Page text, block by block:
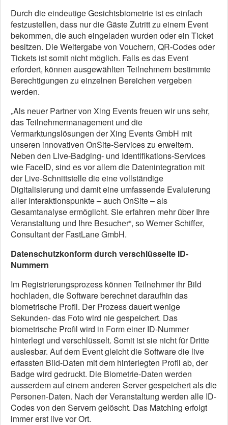
Durch die eindeutige Gesichtsbiometrie ist es einfach
festzustellen, dass nur die Gäste Zutritt zu einem Event
bekommen, die auch eingeladen wurden oder ein Ticket
besitzen. Die Weitergabe von Vouchern, QR-Codes oder
Tickets ist somit nicht möglich. Falls es das Event
erfordert, können ausgewählten Teilnehmern bestimmte
Berechtigungen zu einzelnen Bereichen vergeben
werden.
„Als neuer Partner von Xing Events freuen wir uns sehr,
das Teilnehmermanagement und die
Vermarktungslösungen der Xing Events GmbH mit
unseren innovativen OnSite-Services zu erweitern.
Neben den Live-Badging- und Identifikations-Services
wie FaceID, sind es vor allem die Datenintegration mit
der Live-Schnittstelle die eine vollständige
Digitalisierung und damit eine umfassende Evaluierung
aller Interaktionspunkte – auch OnSite – als
Gesamtanalyse ermöglicht. Sie erfahren mehr über Ihre
Veranstaltung und Ihre Besucher“, so Werner Schiffer,
Consultant der FastLane GmbH.
Datenschutzkonform durch verschlüsselte ID-
Nummern
Im Registrierungsprozess können Teilnehmer ihr Bild
hochladen, die Software berechnet daraufhin das
biometrische Profil. Der Prozess dauert wenige
Sekunden- das Foto wird nie gespeichert. Das
biometrische Profil wird in Form einer ID-Nummer
hinterlegt und verschlüsselt. Somit ist sie nicht für Dritte
auslesbar. Auf dem Event gleicht die Software die live
erfassten Bild-Daten mit dem hinterlegten Profil ab, der
Badge wird gedruckt. Die Biometrie-Daten werden
ausserdem auf einem anderen Server gespeichert als die
Personen-Daten. Nach der Veranstaltung werden alle ID-
Codes von den Servern gelöscht. Das Matching erfolgt
immer erst live vor Ort.